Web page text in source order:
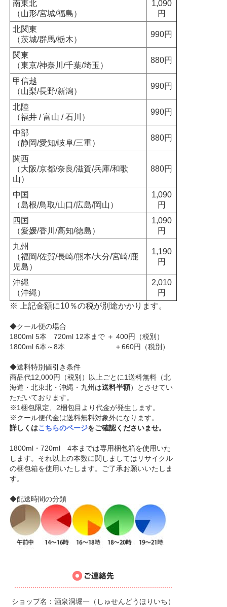
南東北
（山形/宮城/福島）
1,090
円
北関東
（茨城/群馬/栃木）
990円
関東
（東京/神奈川/千葉/埼玉）
880円
甲信越
（山梨/長野/新潟）
990円
北陸
（福井 / 富山 / 石川）
990円
中部
（静岡/愛知/岐阜/三重）
880円
関西
（大阪/京都/奈良/滋賀/兵庫/和歌
山）
880円
中国
（島根/鳥取/山口/広島/岡山）
1,090
円
四国
（愛媛/香川/高知/徳島）
1,090
円
九州
（福岡/佐賀/長崎/熊本/大分/宮崎/鹿
児島）
1,190
円
沖縄
（沖縄）
2,010
円
※ 上記金額に10％の税が別途かかります。
◆クール便の場合
1800ml 5本 720ml 12本まで ＋ 400円（税別）
1800ml 6本～8本 ＋660円（税別）
◆送料特別値引き条件
商品代12,000円（税別）以上ごとに1送料無料（北
海道・北東北・沖縄・九州は送料半額）とさせてい
ただいております。
※1梱包限定、2梱包目より代金が発生します。
※クール便代金は送料無料対象外になります。
詳しくはこちらのページをご確認くださいませ。
1800ml・720ml 4本までは専用梱包箱を使用いた
します。それ以上の本数に関しましてはリサイクル
の梱包箱を使用いたします。ご了承お願いいたしま
す。
◆配送時間の分類
ショップ名：酒泉洞堀一（しゅせんどうほりいち）